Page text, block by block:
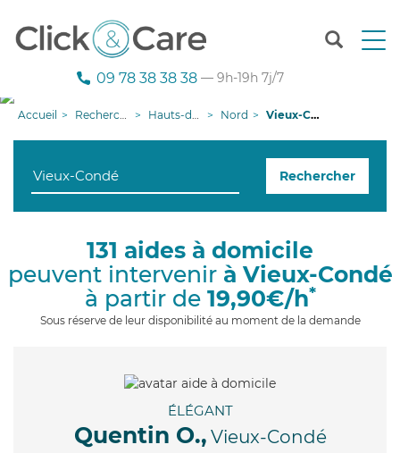
T
n
g
i
09 78 38 38 38 — 9h-19h 7j/7
Accueil Recherche aide à domicile Hauts-de-France Nord Vieux-Condé
Rechercher
131 aides à domicile
peuvent intervenir à Vieux-Condé
à partir de 19,90€/h*
Sous réserve de leur disponibilité au moment de la demande
ÉLÉGANT
Quentin O., Vieux-Condé